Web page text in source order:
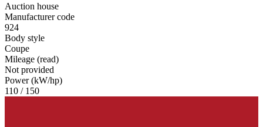
Auction house
Manufacturer code
924
Body style
Coupe
Mileage (read)
Not provided
Power (kW/hp)
110 / 150